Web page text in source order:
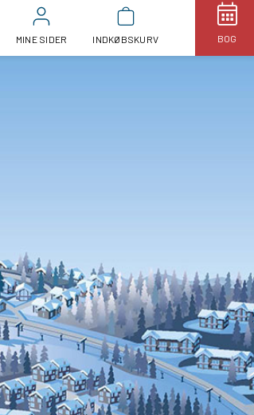
MINE SIDER INDKØBSKURV BOG